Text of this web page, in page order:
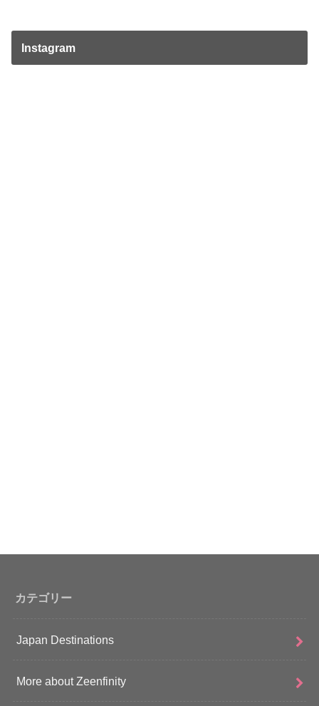
Instagram
カテゴリー
Japan Destinations
More about Zeenfinity